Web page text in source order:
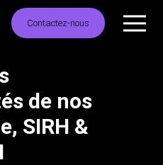
Contactez-nous
de nos
SIRH &